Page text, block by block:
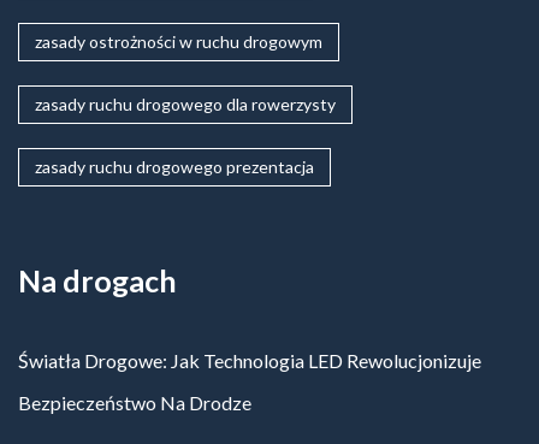
zasady ostrożności w ruchu drogowym
zasady ruchu drogowego dla rowerzysty
zasady ruchu drogowego prezentacja
Na drogach
Światła Drogowe: Jak Technologia LED Rewolucjonizuje
Bezpieczeństwo Na Drodze